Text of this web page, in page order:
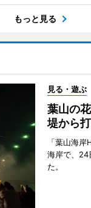
もっと見る
見る・遊ぶ
葉山の
堤から
「葉山海
海岸で、24
た。